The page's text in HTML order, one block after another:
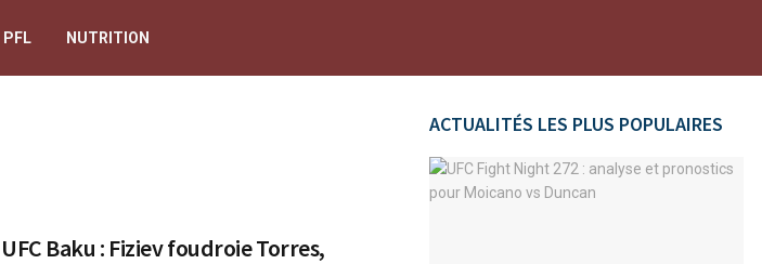
PFL NUTRITION
UFC Baku : Fiziev foudroie Torres,
ACTUALITÉS LES PLUS POPULAIRES